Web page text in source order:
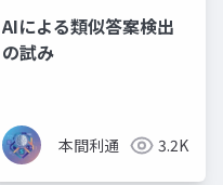
AIによる類似答案検出
の試み
本間利通 3.2K